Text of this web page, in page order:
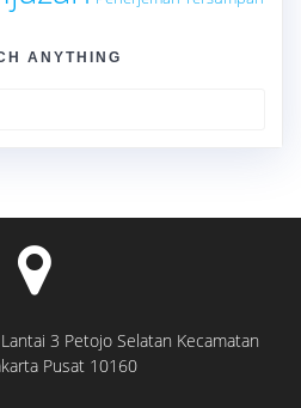
ANYTHING
3 Petojo Selatan Kecamatan
Pusat 10160